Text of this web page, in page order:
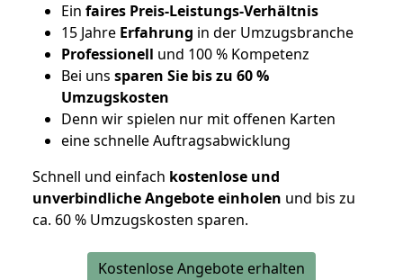
Ein faires Preis-Leistungs-Verhältnis
15 Jahre Erfahrung in der Umzugsbranche
Professionell und 100 % Kompetenz
Bei uns sparen Sie bis zu 60 %
Umzugskosten
Denn wir spielen nur mit offenen Karten
eine schnelle Auftragsabwicklung
Schnell und einfach kostenlose und
unverbindliche Angebote einholen und bis zu
ca. 60 % Umzugskosten sparen.
Kostenlose Angebote erhalten